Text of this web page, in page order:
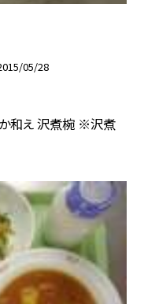
05/28
和え 沢煮椀 ※沢煮